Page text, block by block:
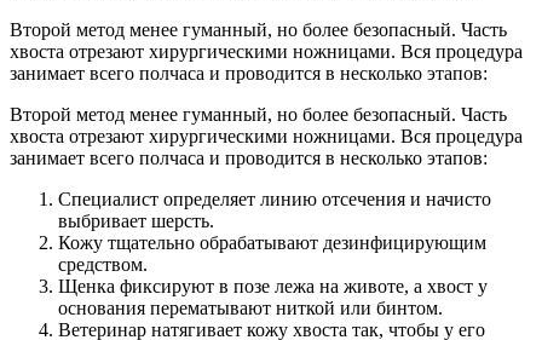
Второй метод менее гуманный, но более безопасный. Часть
хвоста отрезают хирургическими ножницами. Вся процедура
занимает всего полчаса и проводится в несколько этапов:
Второй метод менее гуманный, но более безопасный. Часть
хвоста отрезают хирургическими ножницами. Вся процедура
занимает всего полчаса и проводится в несколько этапов:
Специалист определяет линию отсечения и начисто
выбривает шерсть.
Кожу тщательно обрабатывают дезинфицирующим
средством.
Щенка фиксируют в позе лежа на животе, а хвост у
основания перематывают ниткой или бинтом.
Ветеринар натягивает кожу хвоста так, чтобы у его